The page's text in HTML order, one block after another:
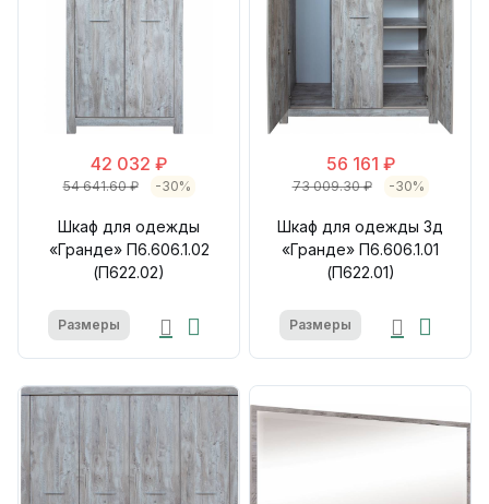
42 032 ₽
54 641.60 ₽ -30%
Шкаф для одежды
«Гранде» П6.606.1.02
(П622.02)
Размеры
56 161 ₽
73 009.30 ₽ -30%
Шкаф для одежды 3д
«Гранде» П6.606.1.01
(П622.01)
Размеры